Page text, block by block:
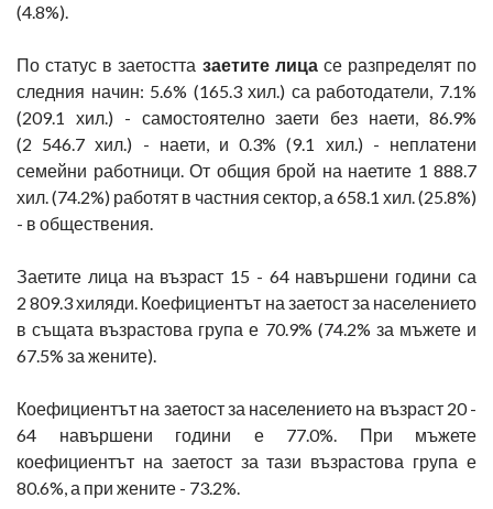
(4.8%).
По статус в заетостта заетите лицасе разпределят по
следния начин: 5.6% (165.3 хил.) са работодатели, 7.1%
(209.1 хил.) - самостоятелно заети без наети, 86.9%
(2 546.7 хил.) - наети, и 0.3% (9.1 хил.) - неплатени
семейни работници. От общия брой на наетите 1 888.7
хил. (74.2%) работят в частния сектор, а 658.1 хил. (25.8%)
- в обществения.
Заетите лица на възраст 15 - 64 навършени години са
2 809.3 хиляди. Коефициентът на заетост за населението
в същата възрастова група е 70.9% (74.2% за мъжете и
67.5% за жените).
Коефициентът на заетост за населението на възраст 20 -
64 навършени години е 77.0%. При мъжете
коефициентът на заетост за тази възрастова група е
80.6%, а при жените - 73.2%.